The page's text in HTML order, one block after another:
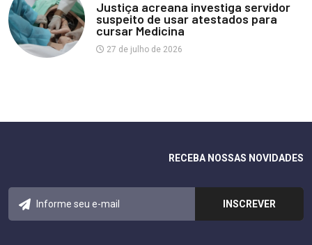
Justiça acreana investiga servidor
suspeito de usar atestados para
cursar Medicina
27 de julho de 2026
RECEBA NOSSAS NOVIDADES